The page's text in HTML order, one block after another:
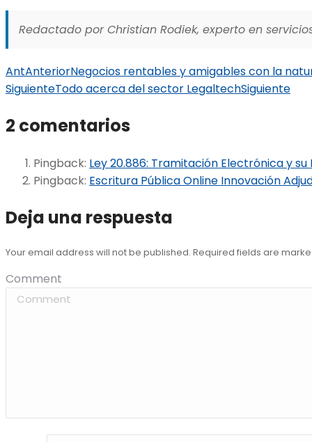
Redactado por Christian Rodiek, experto en
AntAnteriorNegocios rentables y amigables con la
SiguienteTodo acerca del sector LegaltechSiguiente
2 comentarios
Pingback: Ley 20.886: Tramitación Electrónica y
Pingback: Escritura Pública Online Innovación
Deja una respuesta
Your email address will not be published. Required fields are
Comment